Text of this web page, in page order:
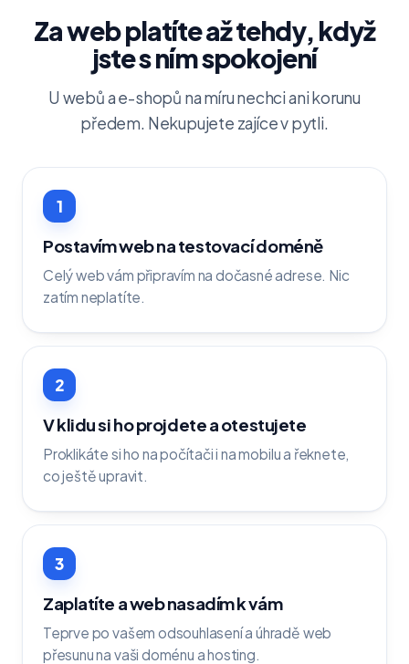
Za web platíte až tehdy, když
jste s ním spokojení
U webů a e-shopů na míru nechci ani korunu
předem. Nekupujete zajíce v pytli.
1
Postavím web na testovací doméně
Celý web vám připravím na dočasné adrese. Nic
zatím neplatíte.
2
V klidu si ho projdete a otestujete
Proklikáte si ho na počítači i na mobilu a řeknete,
co ještě upravit.
3
Zaplatíte a web nasadím k vám
Teprve po vašem odsouhlasení a úhradě web
přesunu na vaši doménu a hosting.